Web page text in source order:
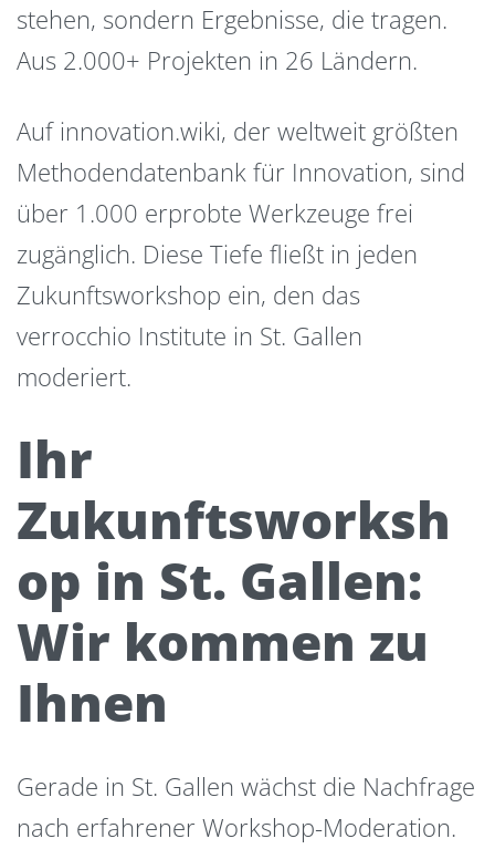
stehen, sondern Ergebnisse, die tragen.
Aus 2.000+ Projekten in 26 Ländern.
Auf innovation.wiki, der weltweit größten
Methodendatenbank für Innovation, sind
über 1.000 erprobte Werkzeuge frei
zugänglich. Diese Tiefe fließt in jeden
Zukunftsworkshop ein, den das
verrocchio Institute in St. Gallen
moderiert.
Ihr
Zukunftsworksh
op in St. Gallen:
Wir kommen zu
Ihnen
Gerade in St. Gallen wächst die Nachfrage
nach erfahrener Workshop-Moderation.